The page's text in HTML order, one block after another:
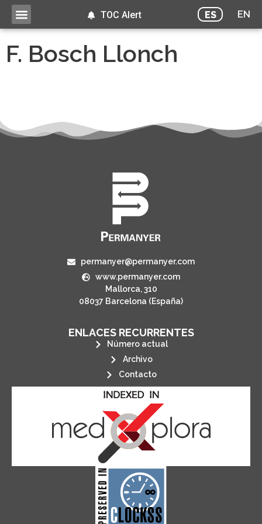
ES EN
TOC Alert
F. Bosch Llonch
permanyer@permanyer.com
www.permanyer.com
Mallorca, 310
08037 Barcelona (España)
ENLACES RECURRENTES
Número actual
Archivo
Contacto
CLOCKSS is a dak archive that
ensures the long-term survival
of web-based scholary
publications, governed by and for
its stakeholders.